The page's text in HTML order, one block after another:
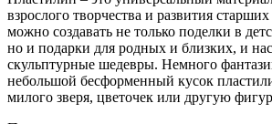
взрослого творчества и развития
можно создавать не только поделки в
но и подарки для родных и близких, и
скульптурные шедевры. Немного
небольшой бесформенный кусок
милого зверя, цветочек или другую